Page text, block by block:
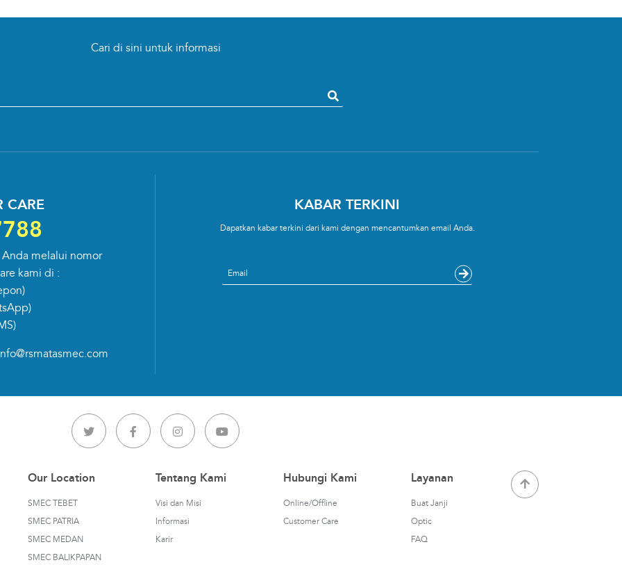
Cari di sini untuk informasi
CARE
melalui nomor
kami di :
KABAR TERKINI
Dapatkan kabar terkini dari kami dengan mencantumkan email Anda.
Email
Our Location
SMEC TEBET
SMEC PATRIA
SMEC MEDAN
SMEC BALIKPAPAN
Tentang Kami
Visi dan Misi
Informasi
Karir
Hubungi Kami
Online/Offline
Customer Care
Layanan
Buat Janji
Optic
FAQ